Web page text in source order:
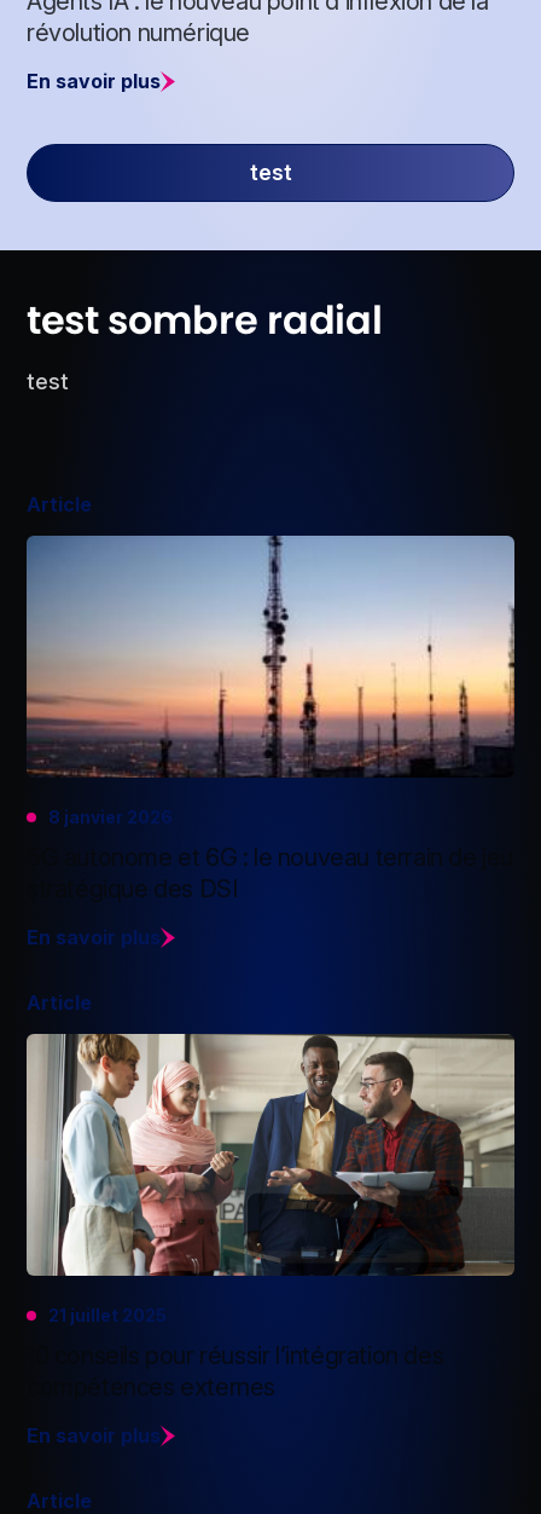
révolution numérique
En savoir plus
test
test sombre radial
test
Article
8 janvier 2026
5G autonome et 6G : le nouveau terrain de jeu
stratégique des DSI
En savoir plus
Article
21 juillet 2025
10 conseils pour réussir l’intégration des
compétences externes
En savoir plus
Article